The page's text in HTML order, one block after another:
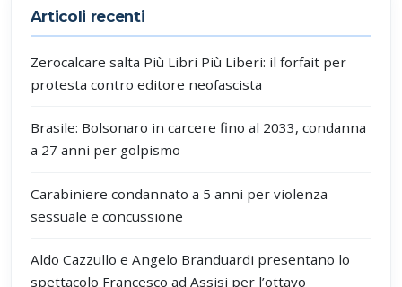
Articoli recenti
Zerocalcare salta Più Libri Più Liberi: il forfait per
protesta contro editore neofascista
Brasile: Bolsonaro in carcere fino al 2033, condanna
a 27 anni per golpismo
Carabiniere condannato a 5 anni per violenza
sessuale e concussione
Aldo Cazzullo e Angelo Branduardi presentano lo
spettacolo Francesco ad Assisi per l’ottavo